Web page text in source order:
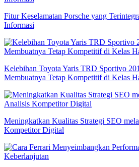
Fitur Keselamatan Porsche yang
Informasi
Kelebihan Toyota Yaris TRD Sportivo
Membuatnya Tetap Kompetitif di Kelas
Meningkatkan Kualitas Strategi SEO
Kompetitor Digital